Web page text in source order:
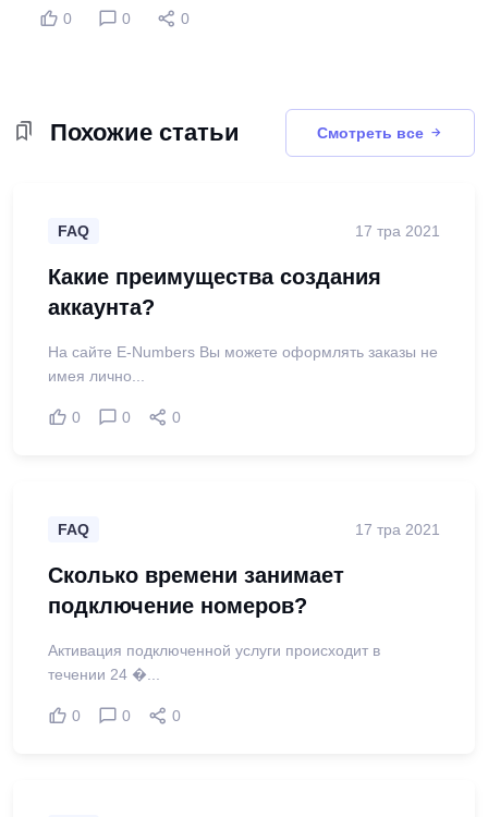
0 0 0
Похожие статьи Смотреть все
FAQ 17 тра 2021
Какие преимущества создания
аккаунта?
На сайте E-Numbers Вы можете оформлять заказы не
имея лично...
0 0 0
FAQ 17 тра 2021
Сколько времени занимает
подключение номеров?
Активация подключенной услуги происходит в
течении 24 �...
0 0 0